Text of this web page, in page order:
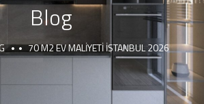
Blog
70 M2 EV MALIYETI İSTANBUL 2026